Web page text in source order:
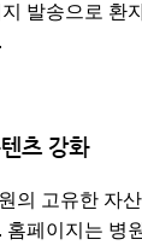
발송으로 환
의 고유한 자
홈페이지는 병